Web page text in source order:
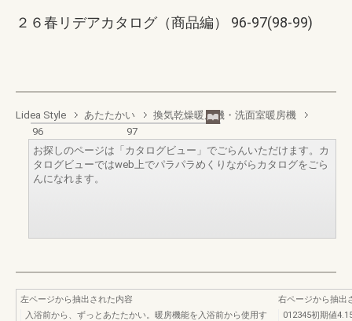
２６春リデアカタログ（商品編） 96-97(98-99)
Lidea Style あたたかい
換気乾燥暖房機・洗面室暖房機
96
97
お探しのページは「カタログビュー」でごらんいただけます。カ
タログビューではweb上でパラパラめくりながらカタログをごら
んになれます。
左ページから抽出された内容
入浴前から、ずっとあたたかい。暖房機能を入浴前から使用す
右ページから抽出
012345初期値